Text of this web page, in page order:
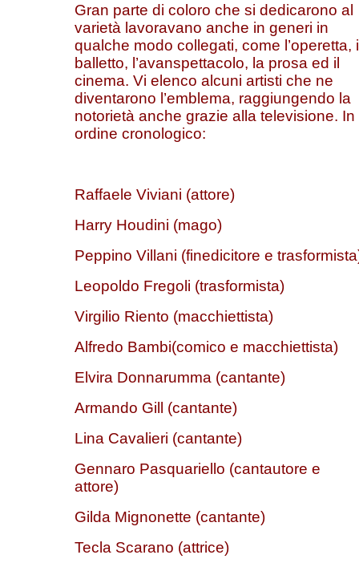
Gran parte di coloro che si dedicarono al
varietà lavoravano anche in generi in
qualche modo collegati, come l’operetta,
balletto, l’avanspettacolo, la prosa ed il
cinema. Vi elenco alcuni artisti che ne
diventarono l’emblema, raggiungendo la
notorietà anche grazie alla televisione. In
ordine cronologico:
Raffaele Viviani (attore)
Harry Houdini (mago)
Peppino Villani (finedicitore e
Leopoldo Fregoli (trasformista)
Virgilio Riento (macchiettista)
Alfredo Bambi(comico e macchiettista)
Elvira Donnarumma (cantante)
Armando Gill (cantante)
Lina Cavalieri (cantante)
Gennaro Pasquariello (cantautore e
attore)
Gilda Mignonette (cantante)
Tecla Scarano (attrice)